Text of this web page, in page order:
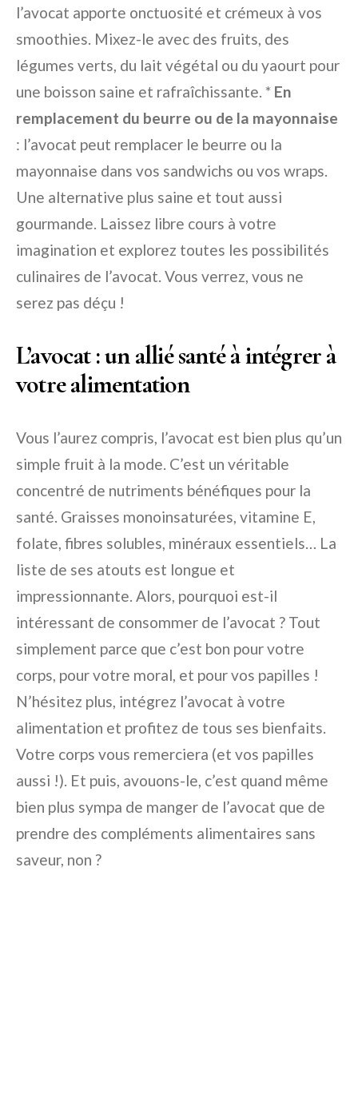
l’avocat apporte onctuosité et crémeux à vos
smoothies. Mixez-le avec des fruits, des
légumes verts, du lait végétal ou du yaourt pour
une boisson saine et rafraîchissante. * En
remplacement du beurre ou de la mayonnaise
: l’avocat peut remplacer le beurre ou la
mayonnaise dans vos sandwichs ou vos wraps.
Une alternative plus saine et tout aussi
gourmande. Laissez libre cours à votre
imagination et explorez toutes les possibilités
culinaires de l’avocat. Vous verrez, vous ne
serez pas déçu !
L’avocat : un allié santé à intégrer à
votre alimentation
Vous l’aurez compris, l’avocat est bien plus qu’un
simple fruit à la mode. C’est un véritable
concentré de nutriments bénéfiques pour la
santé. Graisses monoinsaturées, vitamine E,
folate, fibres solubles, minéraux essentiels… La
liste de ses atouts est longue et
impressionnante. Alors, pourquoi est-il
intéressant de consommer de l’avocat ? Tout
simplement parce que c’est bon pour votre
corps, pour votre moral, et pour vos papilles !
N’hésitez plus, intégrez l’avocat à votre
alimentation et profitez de tous ses bienfaits.
Votre corps vous remerciera (et vos papilles
aussi !). Et puis, avouons-le, c’est quand même
bien plus sympa de manger de l’avocat que de
prendre des compléments alimentaires sans
saveur, non ?